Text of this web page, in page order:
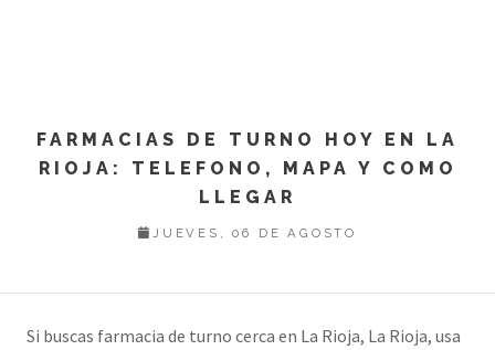
FARMACIAS DE TURNO HOY EN LA
RIOJA: TELEFONO, MAPA Y COMO
LLEGAR
JUEVES, 06 DE AGOSTO
Si buscas farmacia de turno cerca en La Rioja, La Rioja, usa